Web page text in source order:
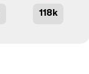
118k